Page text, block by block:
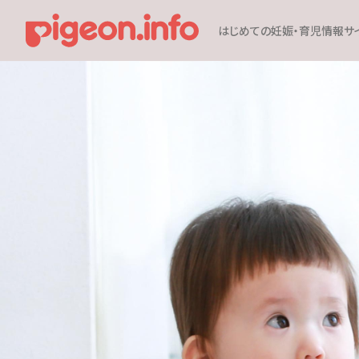
はじめての妊娠・育児情報サ